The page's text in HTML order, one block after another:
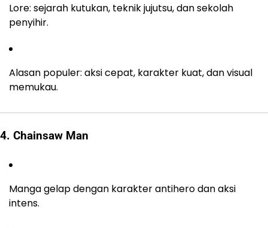
Lore: sejarah kutukan, teknik jujutsu, dan sekolah
penyihir.
Alasan populer: aksi cepat, karakter kuat, dan visual
memukau.
4. Chainsaw Man
Manga gelap dengan karakter antihero dan aksi
intens.